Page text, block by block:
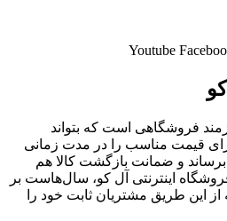
Youtube
فروشگاهی است که بتواند
قیمت مناسب را در مدت زمانی
و ضمانت بازگشت کالا هم
اینترنتی آل کو، سال‌هاست بر
این طریق مشتریان ثابت خود را